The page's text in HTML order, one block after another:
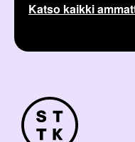
Katso kaikki